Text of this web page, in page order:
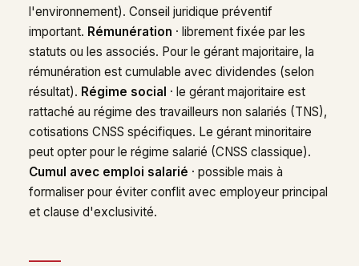
l'environnement). Conseil juridique préventif
important. Rémunération · librement fixée par les
statuts ou les associés. Pour le gérant majoritaire, la
rémunération est cumulable avec dividendes (selon
résultat). Régime social · le gérant majoritaire est
rattaché au régime des travailleurs non salariés (TNS),
cotisations CNSS spécifiques. Le gérant minoritaire
peut opter pour le régime salarié (CNSS classique).
Cumul avec emploi salarié · possible mais à
formaliser pour éviter conflit avec employeur principal
et clause d'exclusivité.